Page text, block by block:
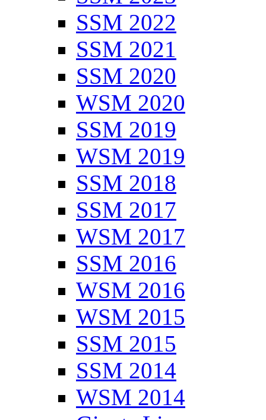
SSM 2022
SSM 2021
SSM 2020
WSM 2020
SSM 2019
WSM 2019
SSM 2018
SSM 2017
WSM 2017
SSM 2016
WSM 2016
WSM 2015
SSM 2015
SSM 2014
WSM 2014